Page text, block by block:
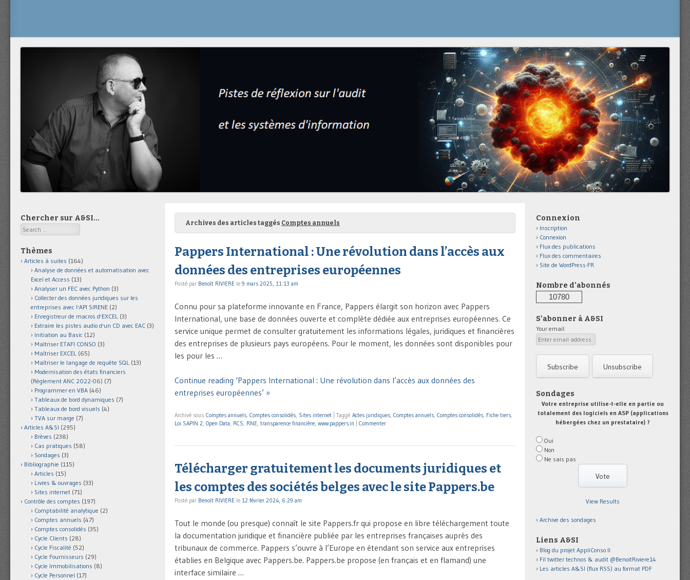
Archives des articles taggés Comptes annuels
Pappers International : Une révolution dans l’accès aux
données des entreprises européennes
Posté par Benoît RIVIERE le 9 mars 2025, 11:13 am
Connu pour sa plateforme innovante en France, Pappers élargit son horizon avec Pappers
International, une base de données ouverte et complète dédiée aux entreprises européennes. Ce
service unique permet de consulter gratuitement les informations légales, juridiques et financières
des entreprises de plusieurs pays européens. Pour le moment, les données sont disponibles pour
les pour les …
Continue reading ‘Pappers International : Une révolution dans l’accès aux données des
entreprises européennes’ »
Archivé sous Comptes annuels, Comptes consolidés, Sites internet Taggé Actes juridiques, Comptes annuels, Comptes consolidés, Fiche tiers,
Loi SAPIN 2, Open Data, RCS, RNE, transparence financière, www.pappers.in Commenter
Télécharger gratuitement les documents juridiques et
les comptes des sociétés belges avec le site Pappers.be
Posté par Benoît RIVIERE le 12 février 2024, 6:29 am
Tout le monde (ou presque) connaît le site Pappers.fr qui propose en libre téléchargement toute
la documentation juridique et financière publiée par les entreprises françaises auprès des
tribunaux de commerce. Pappers s’ouvre à l’Europe en étendant son service aux entreprises
établies en Belgique avec Pappers.be. Pappers.be propose (en français et en flamand) une
interface similaire …
Chercher sur A&SI…
Search
Thèmes
Articles à suites (164)
Analyse de données et automatisation avec
Excel et Access (13)
Analyser un FEC avec Python (3)
Collecter des données juridiques sur les
entreprises avec l'API SIRENE (2)
Enregistreur de macros d'EXCEL (3)
Extraire les pistes audio d'un CD avec EAC (3)
Initiation au Basic (12)
Maîtriser ETAFI CONSO (3)
Maîtriser EXCEL (65)
Maîtriser le langage de requête SQL (13)
Modernisation des états financiers
(Règlement ANC 2022-06) (7)
Programmer en VBA (46)
Tableaux de bord dynamiques (7)
Tableaux de bord visuels (4)
TVA sur marge (7)
Articles A&SI (295)
Brèves (238)
Cas pratiques (58)
Sondages (3)
Bibliographie (115)
Articles (15)
Livres & ouvrages (33)
Sites internet (71)
Contrôle des comptes (197)
Comptabilité analytique (2)
Comptes annuels (47)
Comptes consolidés (35)
Cycle Clients (28)
Cycle Fiscalité (52)
Cycle Fournisseurs (29)
Cycle Immobilisations (8)
Cycle Personnel (17)
Connexion
Inscription
Connexion
Flux des publications
Flux des commentaires
Site de WordPress-FR
Nombre d'abonnés
10780
S'abonner à A&SI
Your email:
Sondages
Votre entreprise utilise-t-elle en partie ou
totalement des logiciels en ASP (applications
hébergées chez un prestataire) ?
Oui
Non
Ne sais pas
View Results
Archive des sondages
Liens A&SI
Blog du projet AppliConso II
Fil twitter technos & audit @BenoitRiviere14
Les articles A&SI (flux RSS) au format PDF